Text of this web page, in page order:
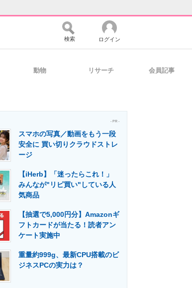
マーケ×ITの今がよく分かる
建設×テクノロジーの最前線
検索 ログイン
動物 リサーチ 会員記事
- PR -
スマホの写真／動画をもう一段
安全に 買い切りクラウドストレ
ージ
【iHerb】「迷ったらこれ！」
みんなが"リピ買い"している人
気商品
【抽選で5,000円分】Amazonギ
フトカードが当たる！読者アン
ケート実施中
重量約999g、最新CPU搭載のビ
ジネスPCの実力は？